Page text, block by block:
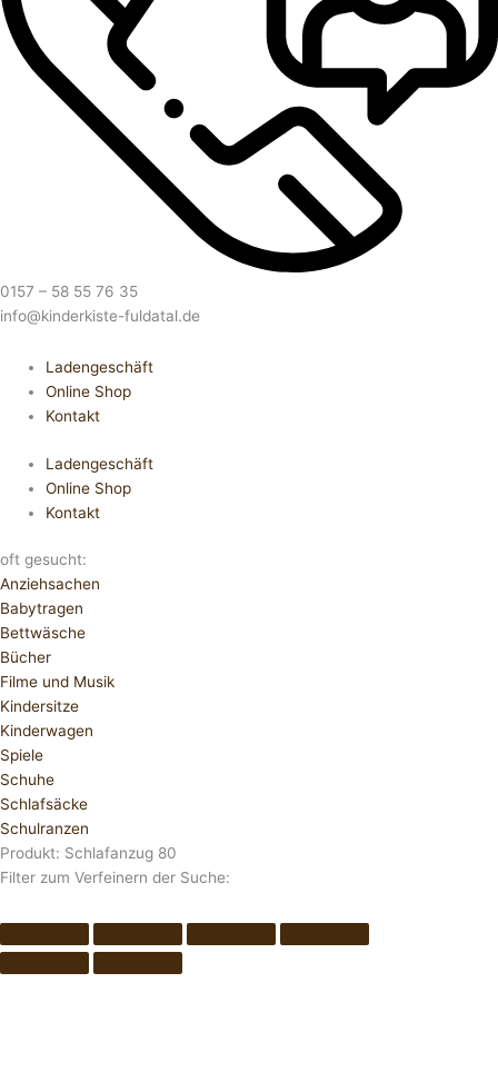
0157 – 58 55 76 35
info@kinderkiste-fuldatal.de
Ladengeschäft
Online Shop
Kontakt
Ladengeschäft
Online Shop
Kontakt
oft gesucht:
Anziehsachen
Babytragen
Bettwäsche
Bücher
Filme und Musik
Kindersitze
Kinderwagen
Spiele
Schuhe
Schlafsäcke
Schulranzen
Produkt: Schlafanzug 80
Filter zum Verfeinern der Suche: